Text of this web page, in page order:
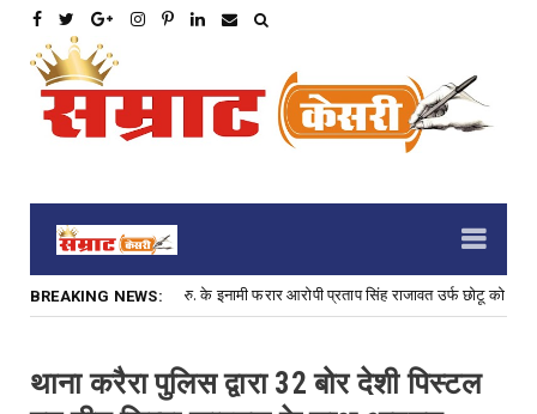
BREAKING NEWS:
हत्या के प्रयास के 3,000 रु. के इनामी फरार आरोपी प्रताप सिंह राजावत उर्फ छोटू को
थाना करैरा पुलिस द्वारा 32 बोर देशी पिस्टल